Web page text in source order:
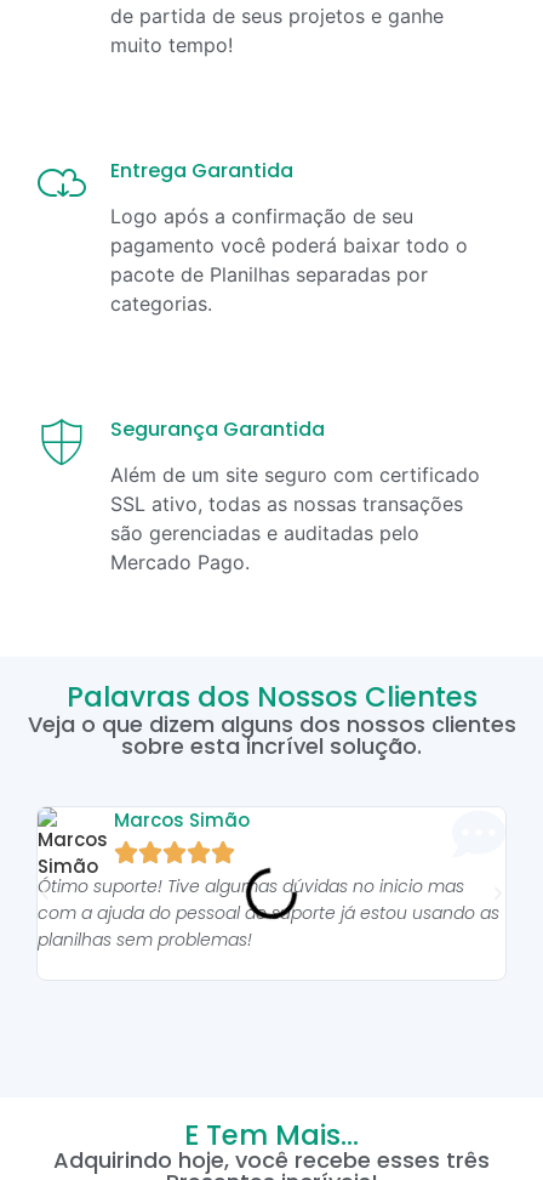
de partida de seus projetos e ganhe
muito tempo!
Entrega Garantida
Logo após a confirmação de seu
pagamento você poderá baixar todo o
pacote de Planilhas separadas por
categorias.
Segurança Garantida
Além de um site seguro com certificado
SSL ativo, todas as nossas transações
são gerenciadas e auditadas pelo
Mercado Pago.
Palavras dos Nossos Clientes
Veja o que dizem alguns dos nossos clientes
sobre esta incrível solução.
Marcos Simão

Ótimo suporte! Tive algumas dúvidas no inicio mas
com a ajuda do pessoal do suporte já estou usando as
planilhas sem problemas!
E Tem Mais...
Adquirindo hoje, você recebe esses três